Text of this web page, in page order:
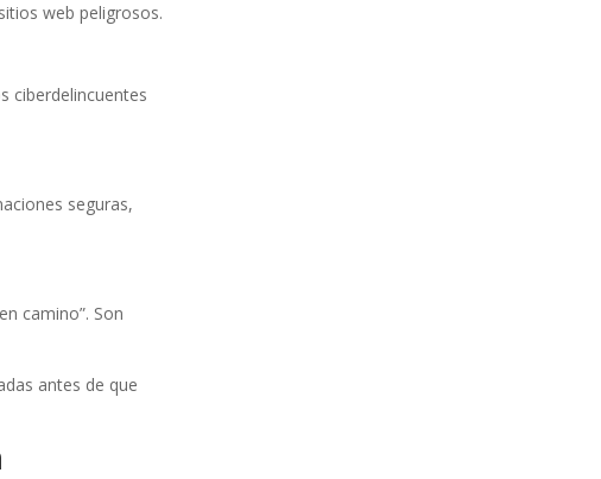
web peligrosos.
ciberdelincuentes
seguras,
camino”. Son
antes de que